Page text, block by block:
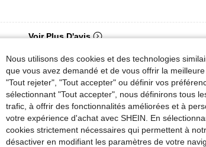
Voir Plus D'avis
Nous utilisons des cookies et des technologies
que vous avez demandé et de vous offrir la
"Tout rejeter", "Tout accepter" ou définir vos
sélectionnant "Tout accepter", nous définirons tous
trafic, à offrir des fonctionnalités améliorées et à
votre expérience d'achat avec SHEIN. En
cookies strictement nécessaires qui permettent à
désactiver en modifiant les paramètres de votre